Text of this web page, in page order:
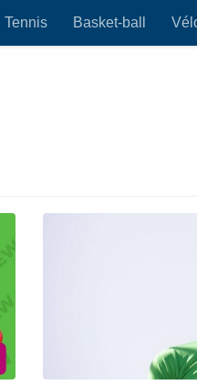
Tennis Basket-ball